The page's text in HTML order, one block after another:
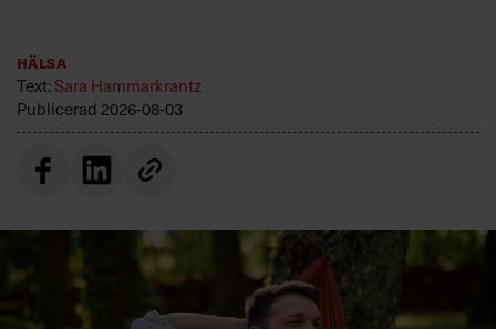
Hälsa
Text: Sara Hammarkrantz
Publicerad 2026-08-03